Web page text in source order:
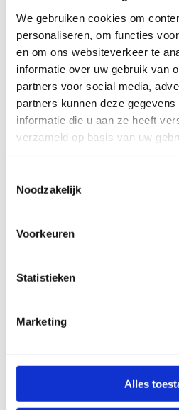
We gebruiken cookies om
personaliseren, om functies
en om ons websiteverkeer te
informatie over uw gebruik van
partners voor social media,
partners kunnen deze
informatie die u aan ze heeft
verzameld op basis van uw
Noodzakelijk
Voorkeuren
Statistieken
Marketing
Alles
reservering aan te vragen.
om jouw sportieve
Bekijk de tarieven
Op zoek naar
voor jouw club?